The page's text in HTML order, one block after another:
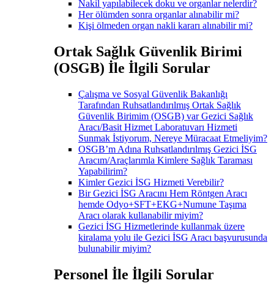
Nakil yapılabilecek doku ve organlar nelerdir?
Her ölümden sonra organlar alınabilir mi?
Kişi ölmeden organ nakli kararı alınabilir mi?
Ortak Sağlık Güvenlik Birimi
(OSGB) İle İlgili Sorular
Çalışma ve Sosyal Güvenlik Bakanlığı
Tarafından Ruhsatlandırılmış Ortak Sağlık
Güvenlik Birimim (OSGB) var Gezici Sağlık
Aracı/Basit Hizmet Laboratuvarı Hizmeti
Sunmak İstiyorum, Nereye Müracaat Etmeliyim?
OSGB’m Adına Ruhsatlandırılmış Gezici İSG
Aracım/Araçlarımla Kimlere Sağlık Taraması
Yapabilirim?
Kimler Gezici İSG Hizmeti Verebilir?
Bir Gezici İSG Aracını Hem Röntgen Aracı
hemde Odyo+SFT+EKG+Numune Taşıma
Aracı olarak kullanabilir miyim?
Gezici İSG Hizmetlerinde kullanmak üzere
kiralama yolu ile Gezici İSG Aracı başvurusunda
bulunabilir miyim?
Personel İle İlgili Sorular